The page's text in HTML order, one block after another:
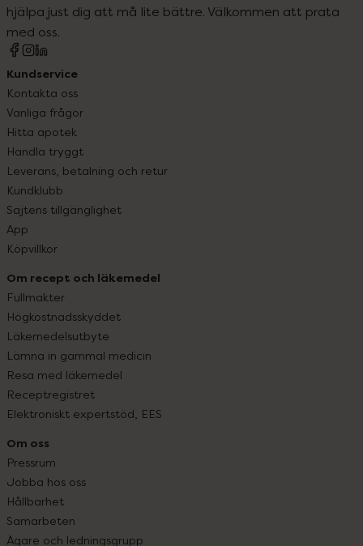
hjälpa just dig att må lite bättre. Välkommen att prata
med oss.
Kundservice
Kontakta oss
Vanliga frågor
Hitta apotek
Handla tryggt
Leverans, betalning och retur
Kundklubb
Sajtens tillgänglighet
App
Köpvillkor
Om recept och läkemedel
Fullmakter
Högkostnadsskyddet
Läkemedelsutbyte
Lämna in gammal medicin
Resa med läkemedel
Receptregistret
Elektroniskt expertstöd, EES
Om oss
Pressrum
Jobba hos oss
Hållbarhet
Samarbeten
Ägare och ledningsgrupp